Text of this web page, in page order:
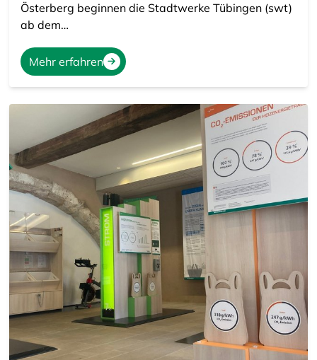
Österberg beginnen die Stadtwerke Tübingen (swt)
ab dem…
Mehr erfahren